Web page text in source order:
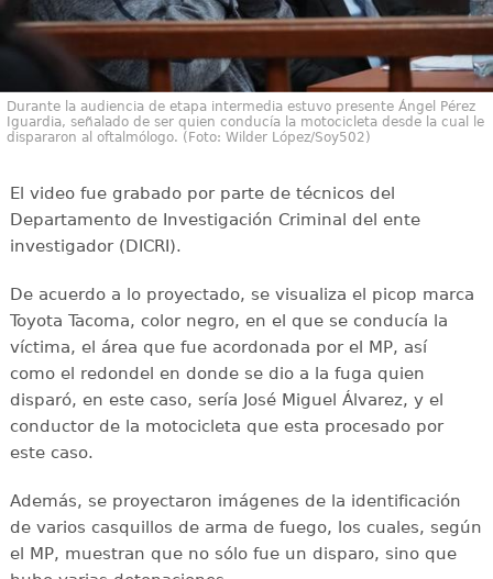
Durante la audiencia de etapa intermedia estuvo presente Ángel Pérez
Iguardia, señalado de ser quien conducía la motocicleta desde la cual le
dispararon al oftalmólogo. (Foto: Wilder López/Soy502)
El video fue grabado por parte de técnicos del
Departamento de Investigación Criminal del ente
investigador (DICRI).
De acuerdo a lo proyectado, se visualiza el picop marca
Toyota Tacoma, color negro, en el que se conducía la
víctima, el área que fue acordonada por el MP, así
como el redondel en donde se dio a la fuga quien
disparó, en este caso, sería José Miguel Álvarez, y el
conductor de la motocicleta que esta procesado por
este caso.
Además, se proyectaron imágenes de la identificación
de varios casquillos de arma de fuego, los cuales, según
el MP, muestran que no sólo fue un disparo, sino que